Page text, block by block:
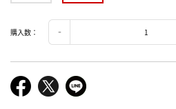
購入数：